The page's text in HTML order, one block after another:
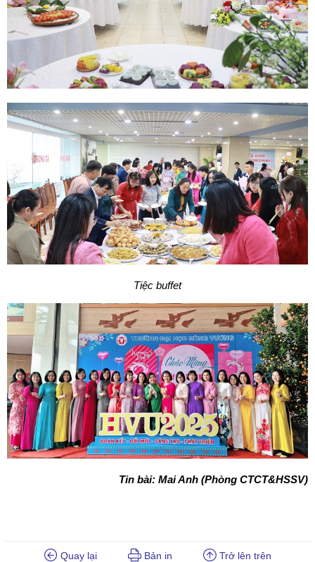
Tiệc buffet
Tin bài: Mai Anh (Phòng CTCT&HSSV)
Quay lại Bản in Trở lên trên